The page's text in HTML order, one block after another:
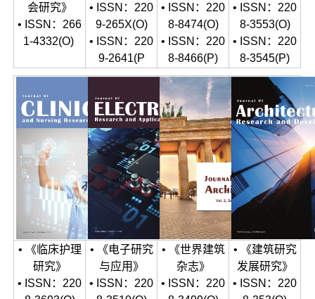
会研究》
• ISSN：266
1-4332(O)
• ISSN：220
9-265X(O)
• ISSN：220
9-2641(P
• ISSN：220
8-8474(O)
• ISSN：220
8-8466(P)
• ISSN：220
8-3553(O)
• ISSN：220
8-3545(P)
• 《临床护理
研究》
• ISSN：220
• 《电子研究
与应用》
• ISSN：220
• 《世界建筑
杂志》
• ISSN：220
• 《建筑研究
发展研究》
• ISSN：220